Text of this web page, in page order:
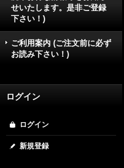
せいたします。是非ご登録
下さい！)
ご利用案内 (ご注文前に必ず
お読み下さい！)
ログイン
ログイン
新規登録